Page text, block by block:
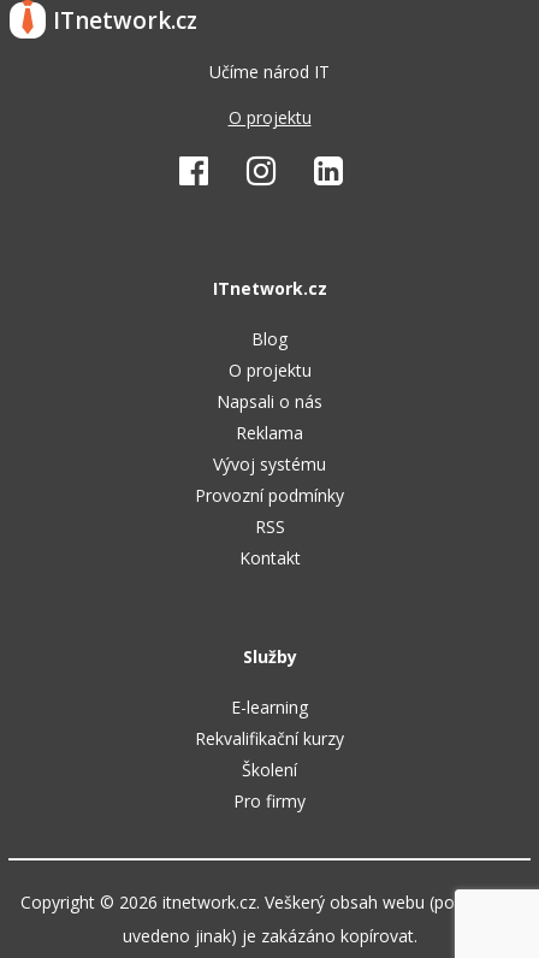
ITnetwork.cz
Učíme národ IT
O projektu
ITnetwork.cz
Blog
O projektu
Napsali o nás
Reklama
Vývoj systému
Provozní podmínky
RSS
Kontakt
Služby
E-learning
Rekvalifikační kurzy
Školení
Pro firmy
Copyright © 2026 itnetwork.cz. Veškerý obsah webu (pokud není
uvedeno jinak) je zakázáno kopírovat.